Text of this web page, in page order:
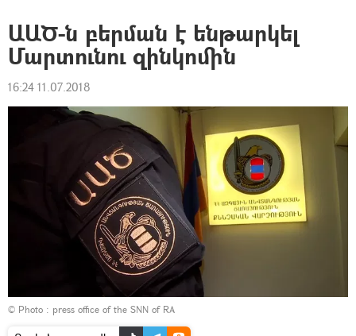
ԱԱԾ-ն բերման է ենթարկել
Մարտունու զինկոմին
16:24 11.07.2018
© Photo : press office of the SNN of RA